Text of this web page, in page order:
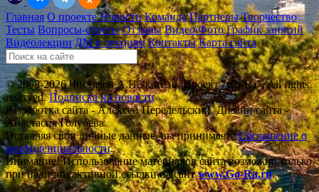
Главная О проектеНовости Команда Партнеры Творчество
Тесты Вопросы-ответы Отзывы Видео/Фото График занятий
Видеолекции ДМ к лекциям Контакты Карта сайта
© 2008-2026 Чистяков А.Н., к.пс.н., Проект "Go-Ra". All rights
reserved.Подписка на новости
Разработка сайта - Алексей Передельский. Дизайн сайта -
Анастасия Голубева.
Оставляя свои личные данные, вы принимаетеСоглашение о
конфиденциальности.
Внимание! Использование материалов сайта возможно только
при наличии активной ссылки на сайтwww.Go-Ra.ru.